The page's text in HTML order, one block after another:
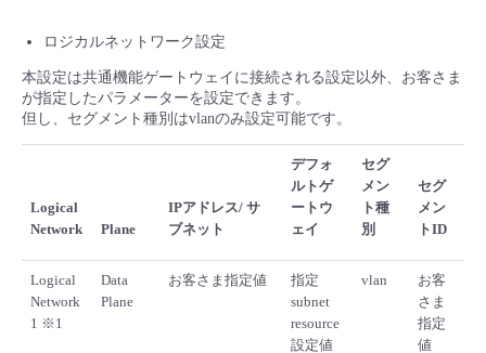
ロジカルネットワーク設定
本設定は共通機能ゲートウェイに接続される設定以外、お客さま
が指定したパラメーターを設定できます。
但し、セグメント種別はvlanのみ設定可能です。
Logical
Network
Plane
IPアドレス/ サ
ブネット
デフォ
ルトゲ
ートウ
ェイ
セグ
メン
ト種
別
セグ
メン
トID
Logical
Network
1 ※1
Data
Plane
お客さま指定値
指定
subnet
resource
設定値
vlan
お客
さま
指定
値